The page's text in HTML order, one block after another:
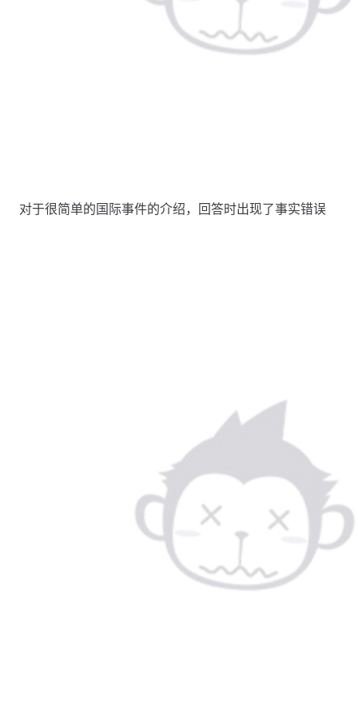
​对于很简单的国际事件的介绍，回答时出现了事实错误